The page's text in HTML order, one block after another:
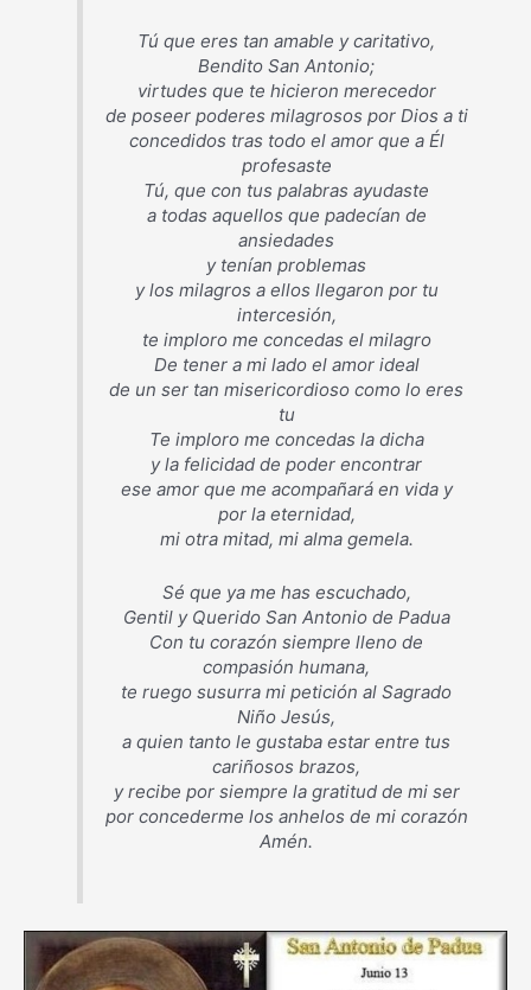
Tú que eres tan amable y caritativo,
Bendito San Antonio;
virtudes que te hicieron merecedor
de poseer poderes milagrosos por Dios a ti
concedidos tras todo el amor que a Él
profesaste
Tú, que con tus palabras ayudaste
a todas aquellos que padecían de
ansiedades
y tenían problemas
y los milagros a ellos llegaron por tu
intercesión,
te imploro me concedas el milagro
De tener a mi lado el amor ideal
de un ser tan misericordioso como lo eres
tu
Te imploro me concedas la dicha
y la felicidad de poder encontrar
ese amor que me acompañará en vida y
por la eternidad,
mi otra mitad, mi alma gemela.
Sé que ya me has escuchado,
Gentil y Querido San Antonio de Padua
Con tu corazón siempre lleno de
compasión humana,
te ruego susurra mi petición al Sagrado
Niño Jesús,
a quien tanto le gustaba estar entre tus
cariñosos brazos,
y recibe por siempre la gratitud de mi ser
por concederme los anhelos de mi corazón
Amén.